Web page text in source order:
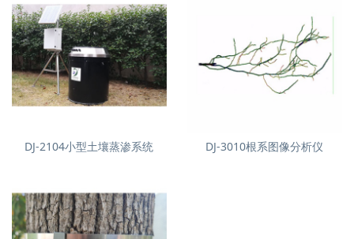
DJ-2104小型土壤蒸渗系统 DJ-3010根系图像分析仪